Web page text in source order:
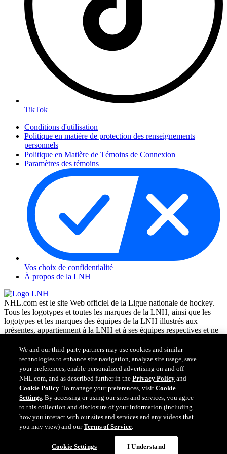
TikTok
Conditions d'utilisation
Politique en matière de protection des renseignements
personnels
Politique en Matière de Témoins de Connexion
Paramètres des témoins
Vos choix de confidentialité
À propos de la LNH
NHL.com est le site Web officiel de la Ligue nationale de hockey.
Tous les logotypes et toutes les marques de la LNH, ainsi que les
logotypes et les marques des équipes de la LNH illustrés aux
présentes, appartiennent à la LNH et à ses équipes respectives et ne
Enterprises, L.P. © LNH 2026. Tous droits réservés. Tous les
chandails d'équipe de la LNH personnalisés avec les noms des
joueurs de la LNH et leurs numéros sont officiellement sous license
de la LNH et de l'AJLNH. Le mot servant de marque Zamboni et la
configuration de la surfaceuse Zamboni sont des marques de
commerce déposées de Frank J. Zamboni & Co., Inc. © Frank J.
Zamboni & Co., Inc. 2026. Tous droits réservés. Toute autre marque
déposée ou tout droit d'auteur d'une tierce partie sont la propriété de
leurs auteurs respectifs. Tous droits réservés.
We and our third-party partners may use cookies and similar
technologies to enhance site navigation, analyze site usage, save
your preferences, enable personalized advertising on and off
NHL.com, and as described further in thePrivacy Policy and
Cookie Policy. To manage your preferences, visitCookie
Settings. By accessing or using our sites and services, you agree
to this collection and disclosure of your information (including
how you interact with our sites and services and any videos that
you may view) and ourTerms of Service.
Cookie Settings I Understand